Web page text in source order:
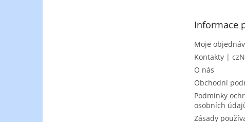
Informace
Moje
Kontakty |
O nás
Obchodní
Podmínky
osobních
Zásady